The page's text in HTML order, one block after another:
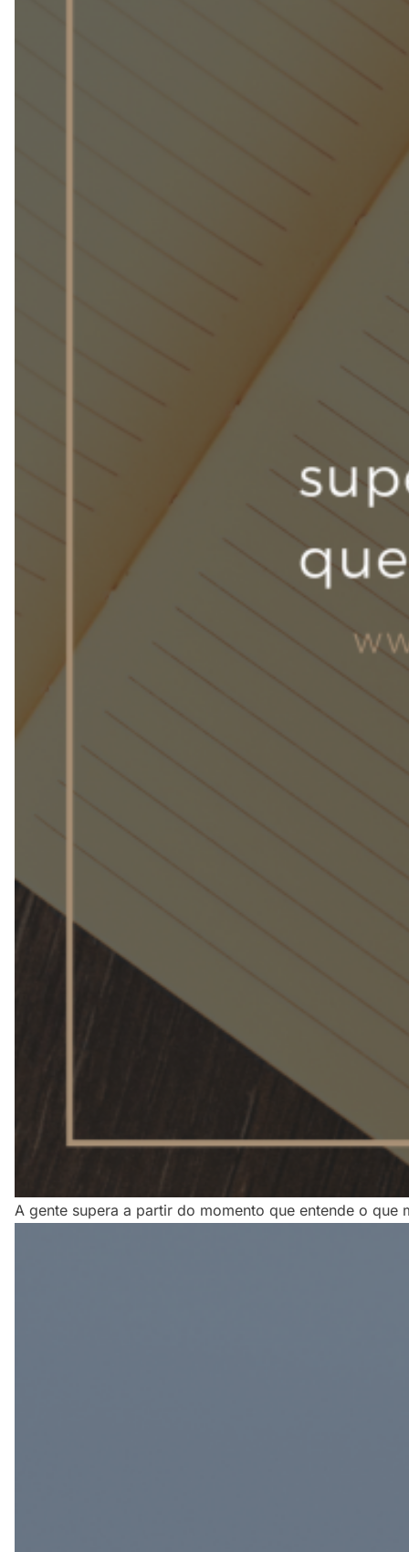
A gente supera a partir do momento que entende o que